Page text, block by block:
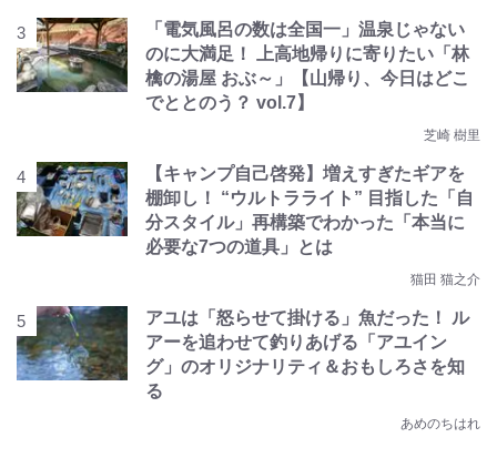
「電気風呂の数は全国一」温泉じゃない
のに大満足！ 上高地帰りに寄りたい「林
檎の湯屋 おぶ～」【山帰り、今日はどこ
でととのう？ vol.7】
芝崎 樹里
【キャンプ自己啓発】増えすぎたギアを
棚卸し！ “ウルトラライト” 目指した「自
分スタイル」再構築でわかった「本当に
必要な7つの道具」とは
猫田 猫之介
アユは「怒らせて掛ける」魚だった！ ル
アーを追わせて釣りあげる「アユイン
グ」のオリジナリティ＆おもしろさを知
る
あめのちはれ